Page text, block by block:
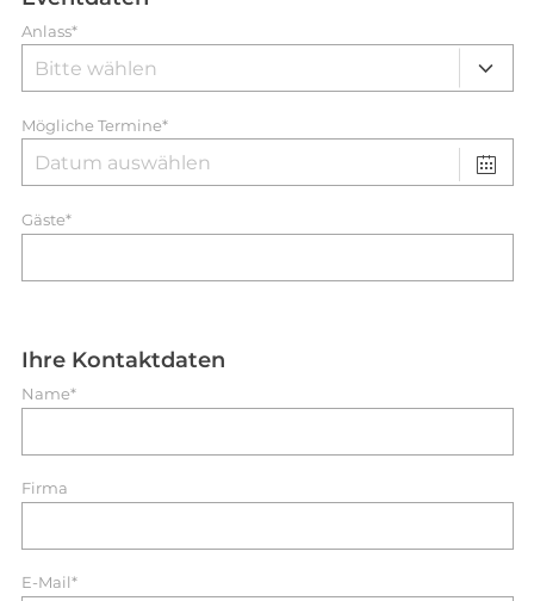
Anlass*
Mögliche Termine*
Gäste*
Ihre Kontaktdaten
Name*
Firma
E-Mail*